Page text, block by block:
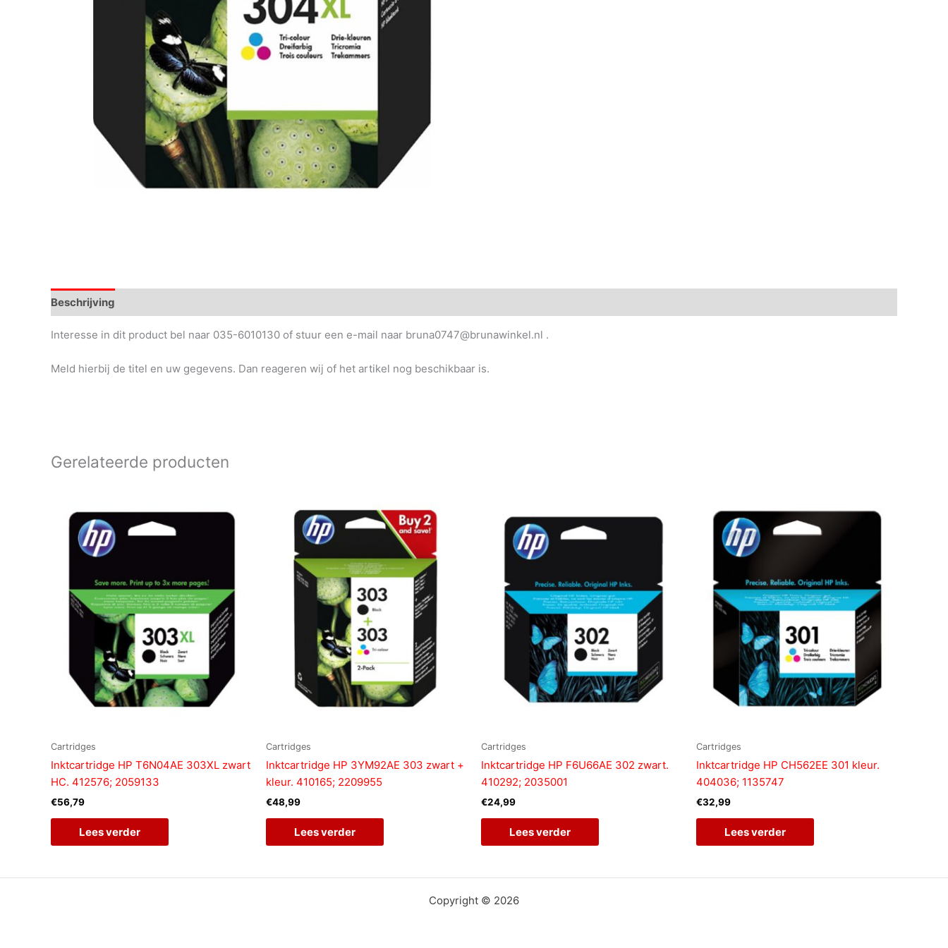
Beschrijving
Interesse in dit product bel naar 035-6010130 of stuur een e-mail naar bruna0747@brunawinkel.nl .
Meld hierbij de titel en uw gegevens. Dan reageren wij of het artikel nog beschikbaar is.
Gerelateerde producten
Cartridges
Inktcartridge HP T6N04AE 303XL zwart
HC. 412576; 2059133
€56,79
Lees verder
Cartridges
Inktcartridge HP 3YM92AE 303 zwart +
kleur. 410165; 2209955
€48,99
Lees verder
Cartridges
Inktcartridge HP F6U66AE 302 zwart.
410292; 2035001
€24,99
Lees verder
Cartridges
Inktcartridge HP CH562EE 301 kleur.
404036; 1135747
€32,99
Lees verder
Copyright © 2026